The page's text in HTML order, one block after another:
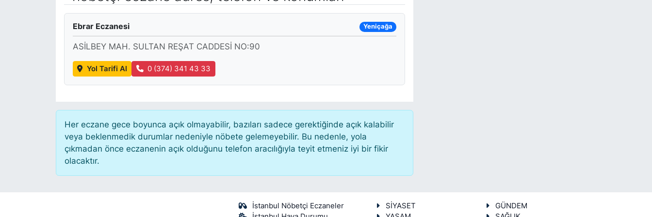
Ebrar Eczanesi Yeniçağa
ASİLBEY MAH. SULTAN REŞAT CADDESİ NO:90
Yol Tarifi Al 0 (374) 341 43 33
Her eczane gece boyunca açık olmayabilir, bazıları sadece gerektiğinde açık kalabilir
veya beklenmedik durumlar nedeniyle nöbete gelemeyebilir. Bu nedenle, yola
çıkmadan önce eczanenin açık olduğunu telefon aracılığıyla teyit etmeniz iyi bir fikir
olacaktır.
İstanbul Nöbetçi Eczaneler
SİYASET
GÜNDEM
KÖŞE YAZILARI
KÖŞE YAZILARI (Arşiv)
KÜLTÜR SANAT
SARIYER HABERLERİ